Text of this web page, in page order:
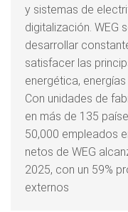
y sistemas de
digitalización. WEG
desarrollar
satisfacer las
energética,
Con unidades de
en más de 135
50,000 empleados
netos de WEG
2025, con un 59%
externos